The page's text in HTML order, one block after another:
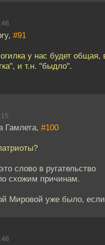
#91
у нас будет общая,
и т.н. "быдло".
Гамлета, #100
слово в ругательство
схожим причинам.
Мировой уже было,